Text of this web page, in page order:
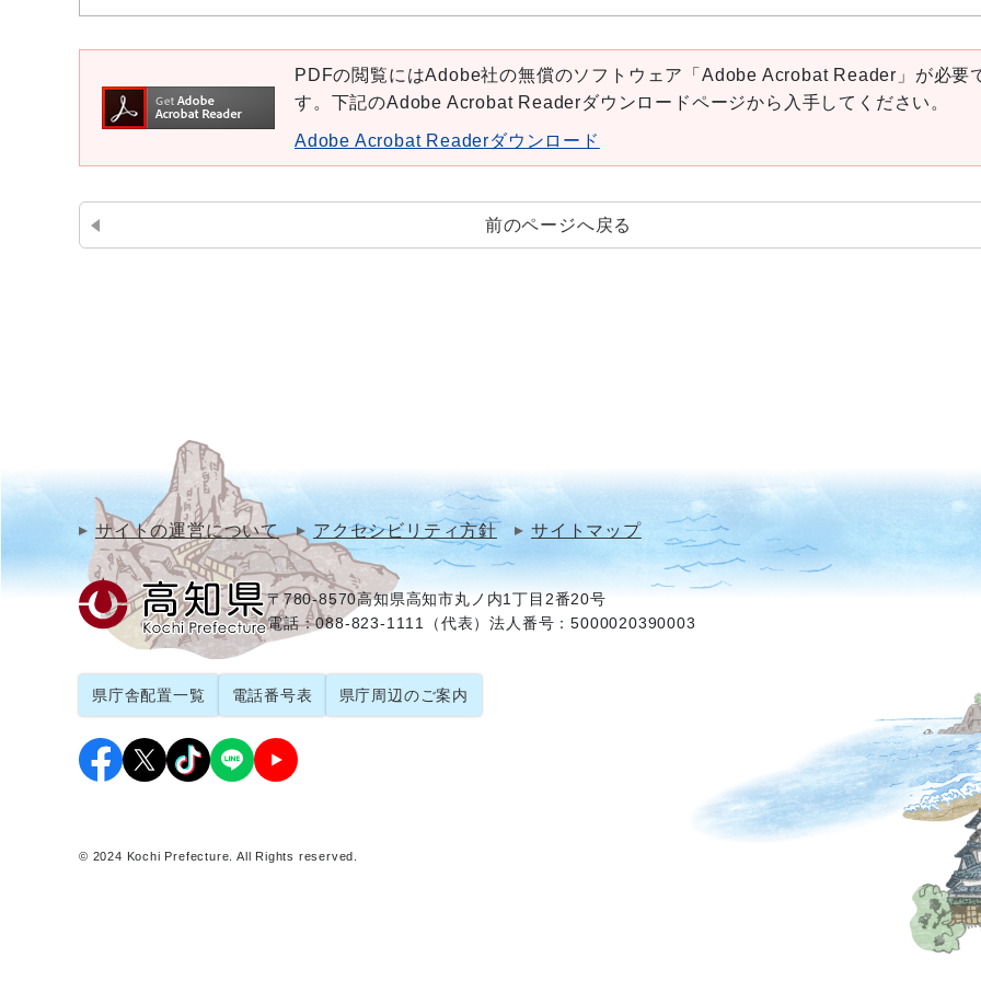
PDFの閲覧にはAdobe社の無償のソフトウェア「Adobe Acrobat Reader」が必要
す。下記のAdobe Acrobat Readerダウンロードページから入手してください。
Adobe Acrobat Readerダウンロード
前のページへ戻る
サイトの運営について アクセシビリティ方針 サイトマップ
〒780-8570高知県高知市丸ノ内1丁目2番20号
電話：088-823-1111（代表）法人番号：5000020390003
県庁舎配置一覧 電話番号表 県庁周辺のご案内
© 2024 Kochi Prefecture. All Rights reserved.